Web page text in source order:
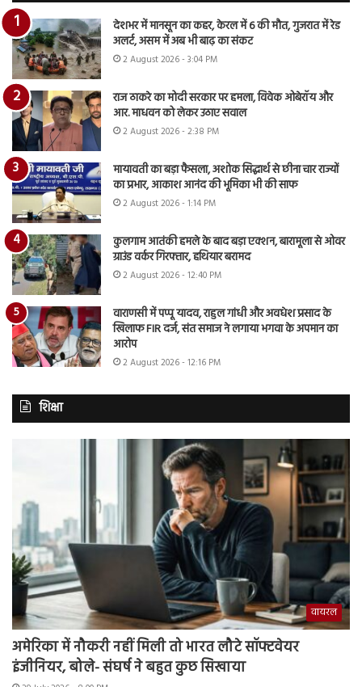
देशभर में मानसून का कहर, केरल में 6 की मौत, गुजरात में रेड
अलर्ट, असम में अब भी बाढ़ का संकट
2 August 2026 - 3:04 PM
राज ठाकरे का मोदी सरकार पर हमला, विवेक ओबेरॉय और
आर. माधवन को लेकर उठाए सवाल
2 August 2026 - 2:38 PM
मायावती का बड़ा फैसला, अशोक सिद्धार्थ से छीना चार राज्यों
का प्रभार, आकाश आनंद की भूमिका भी की साफ
2 August 2026 - 1:14 PM
कुलगाम आतंकी हमले के बाद बड़ा एक्शन, बारामूला से ओवर
ग्राउंड वर्कर गिरफ्तार, हथियार बरामद
2 August 2026 - 12:40 PM
वाराणसी में पप्पू यादव, राहुल गांधी और अवधेश प्रसाद के
खिलाफ FIR दर्ज, संत समाज ने लगाया भगवा के अपमान का
आरोप
2 August 2026 - 12:16 PM
शिक्षा
वायरल
अमेरिका में नौकरी नहीं मिली तो भारत लौटे सॉफ्टवेयर
इंजीनियर, बोले- संघर्ष ने बहुत कुछ सिखाया